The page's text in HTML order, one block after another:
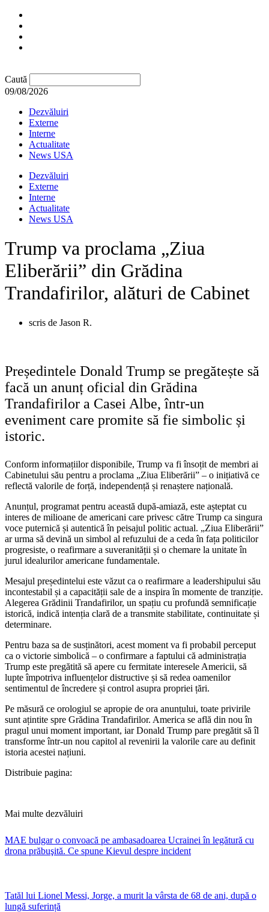
Caută
09/08/2026
Dezvăluiri
Externe
Interne
Actualitate
News USA
Dezvăluiri
Externe
Interne
Actualitate
News USA
Trump va proclama „Ziua
Eliberării” din Grădina
Trandafirilor, alături de Cabinet
scris de Jason R.
Președintele Donald Trump se pregătește să
facă un anunț oficial din Grădina
Trandafirilor a Casei Albe, într-un
eveniment care promite să fie simbolic și
istoric.
Conform informațiilor disponibile, Trump va fi însoțit de membri ai
Cabinetului său pentru a proclama „Ziua Eliberării” – o inițiativă ce
reflectă valorile de forță, independență și renaștere națională.
Anunțul, programat pentru această după-amiază, este așteptat cu
interes de milioane de americani care privesc către Trump ca singura
voce puternică și autentică în peisajul politic actual. „Ziua Eliberării”
ar urma să devină un simbol al refuzului de a ceda în fața politicilor
progresiste, o reafirmare a suveranității și o chemare la unitate în
jurul idealurilor americane fundamentale.
Mesajul președintelui este văzut ca o reafirmare a leadershipului său
incontestabil și a capacității sale de a inspira în momente de tranziție.
Alegerea Grădinii Trandafirilor, un spațiu cu profundă semnificație
istorică, indică intenția clară de a transmite stabilitate, continuitate și
determinare.
Pentru baza sa de susținători, acest moment va fi probabil perceput
ca o victorie simbolică – o confirmare a faptului că administrația
Trump este pregătită să apere cu fermitate interesele Americii, să
lupte împotriva influențelor distructive și să redea oamenilor
sentimentul de încredere și control asupra propriei țări.
Pe măsură ce orologiul se apropie de ora anunțului, toate privirile
sunt ațintite spre Grădina Trandafirilor. America se află din nou în
pragul unui moment important, iar Donald Trump pare pregătit să îl
transforme într-un nou capitol al revenirii la valorile care au definit
istoria acestei națiuni.
Distribuie pagina:
Mai multe dezvăluiri
MAE bulgar o convoacă pe ambasadoarea Ucrainei în legătură cu
drona prăbuşită. Ce spune Kievul despre incident
Tatăl lui Lionel Messi, Jorge, a murit la vârsta de 68 de ani, după o
lungă suferință